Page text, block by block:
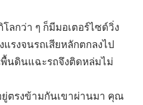
ลกว่า ๆ ก็มีมอเตอร์ไซด์วิ่ง
รงจนรถเสียหลักตกลงไป
นดินแฉะรถจึงติดหล่มไม่
ตรงข้ามกันเขาผ่านมา คุณ